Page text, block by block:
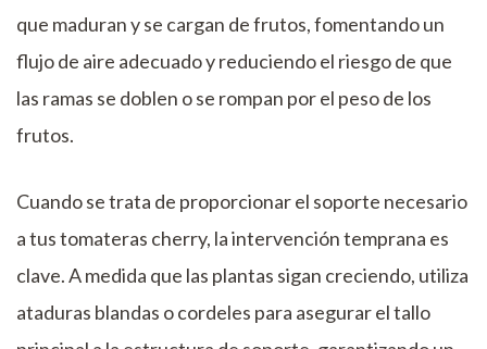
que maduran y se cargan de frutos, fomentando un
flujo de aire adecuado y reduciendo el riesgo de que
las ramas se doblen o se rompan por el peso de los
frutos.
Cuando se trata de proporcionar el soporte necesario
a tus tomateras cherry, la intervención temprana es
clave. A medida que las plantas sigan creciendo, utiliza
ataduras blandas o cordeles para asegurar el tallo